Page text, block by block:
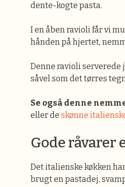
dente-kogte pasta.
I en åben ravioli får vi
hånden på hjertet,
Denne ravioli
såvel som det tørres
Se også denne
eller de skønne
Gode råvarer
Det italienske køkken
brugt en pastadej,